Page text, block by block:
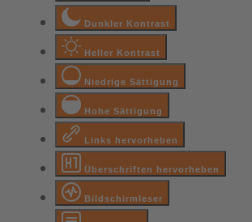
Dunkler Kontrast
Heller Kontrast
Niedrige Sättigung
Hohe Sättigung
Links hervorheben
Überschriften hervorheben
Bildschirmleser